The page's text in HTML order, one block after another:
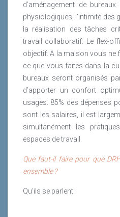
d’aménagement de
physiologiques, l’intimité des
la réalisation des tâches
travail collaboratif. Le flex-
objectif. A la maison vous ne
ce que vous faites dans la
bureaux seront organisés
d’apporter un confort
usages. 85% des dépenses
sont les salaires, il est
simultanément les
espaces de travail.
Que faut-il faire pour que
ensemble ?
Qu’ils se parlent !